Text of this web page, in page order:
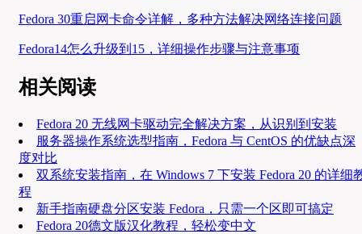
Fedora 30重启网卡命令详解，多种方法解决网络连接问题
Fedora14怎么升级到15，详细操作步骤与注意事项
相关阅读
Fedora 20 无线网卡驱动完全解决方案，从识别到安装
服务器操作系统选型指南，Fedora 与 CentOS 的优缺点深
度对比
双系统安装指南，在 Windows 7 下安装 Fedora 20 的详细
程
新手指南硬盘分区安装 Fedora，只需一个区即可搞定
Fedora 20德文版汉化教程，轻松变中文